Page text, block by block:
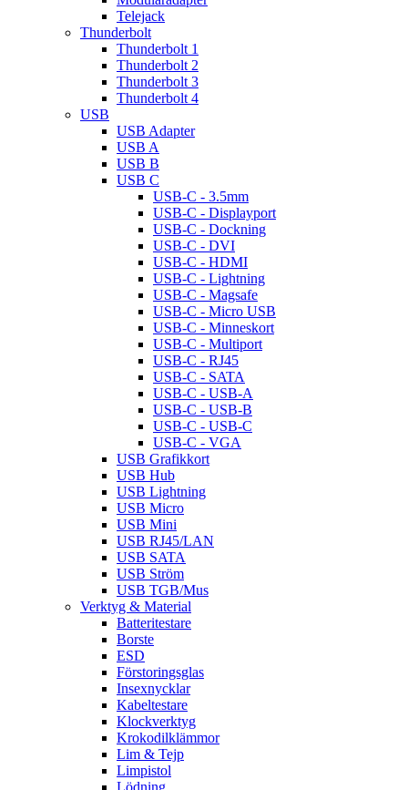
Telejack
Thunderbolt
Thunderbolt 1
Thunderbolt 2
Thunderbolt 3
Thunderbolt 4
USB
USB Adapter
USB A
USB B
USB C
USB-C - 3.5mm
USB-C - Displayport
USB-C - Dockning
USB-C - DVI
USB-C - HDMI
USB-C - Lightning
USB-C - Magsafe
USB-C - Micro USB
USB-C - Minneskort
USB-C - Multiport
USB-C - RJ45
USB-C - SATA
USB-C - USB-A
USB-C - USB-B
USB-C - USB-C
USB-C - VGA
USB Grafikkort
USB Hub
USB Lightning
USB Micro
USB Mini
USB RJ45/LAN
USB SATA
USB Ström
USB TGB/Mus
Verktyg & Material
Batteritestare
Borste
ESD
Förstoringsglas
Insexnycklar
Kabeltestare
Klockverktyg
Krokodilklämmor
Lim & Tejp
Limpistol
Lödning